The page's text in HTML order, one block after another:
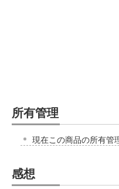
所有管理
現在この商品の所有管
感想